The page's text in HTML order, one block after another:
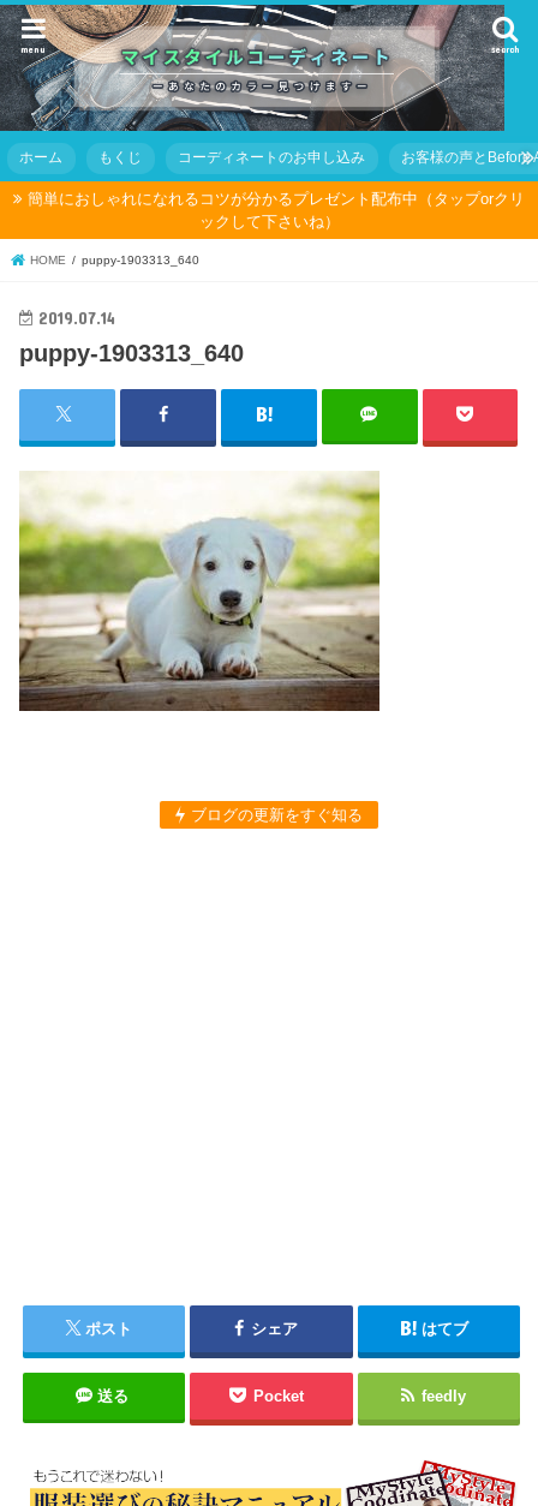
search
menu
ホーム もくじ コーディネートのお申し込み お客様の声とBefore
簡単におしゃれになれるコツが分かるプレゼント配布中（タップorクリ
ックして下さいね）
HOME puppy-1903313_640
2019.07.14
puppy-1903313_640
ブログの更新をすぐ知る
ポスト シェア はてブ
送る Pocket feedly